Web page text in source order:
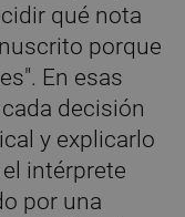
qué nota
porque
En esas
decisión
y explicarlo
intérprete
por una